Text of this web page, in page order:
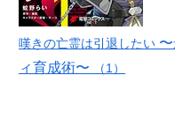
嘆きの亡霊は引退したい
ィ育成術〜 （1）